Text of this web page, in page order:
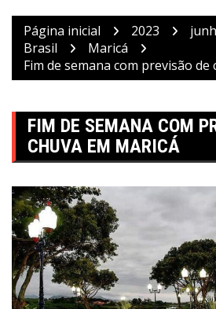
Página inicial 2023
Brasil
Maricá
Fim de semana com previsão de
FIM DE SEMANA COM
CHUVA EM MARICÁ